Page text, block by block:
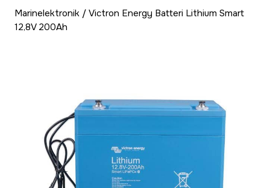
Marinelektronik / Victron Energy Batteri Lithium Smart
12,8V 200Ah